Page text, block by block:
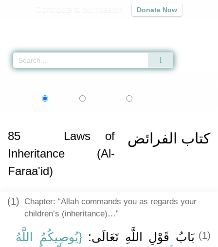
Donate Now
كتاب الفرائض 85
Laws of
Inheritance (Al-
Faraa'id)
(1) Chapter: “Allah commands you as regards your
children’s (inheritance)…”
(1) بَابُ قَوْلِ اللَّهِ تَعَالَى:{يُوصِيكُمُ اللَّهُ